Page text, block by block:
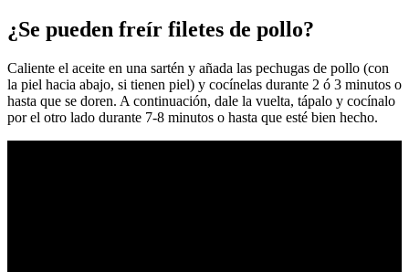
¿Se pueden freír filetes de pollo?
Caliente el aceite en una sartén y añada las pechugas de pollo (con
la piel hacia abajo, si tienen piel) y cocínelas durante 2 ó 3 minutos o
hasta que se doren. A continuación, dale la vuelta, tápalo y cocínalo
por el otro lado durante 7-8 minutos o hasta que esté bien hecho.